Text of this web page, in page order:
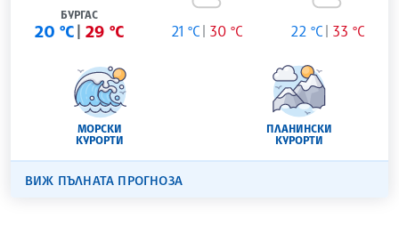
БУРГАС
20 °C 29 °C 21 °C 30 °C 22 °C 33 °C
МОРСКИ
КУРОРТИ
ПЛАНИНСКИ
КУРОРТИ
ВИЖ ПЪЛНАТА ПРОГНОЗА